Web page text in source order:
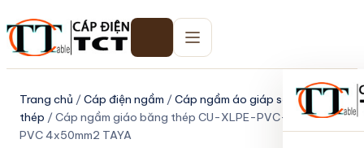
Trang chủ /Cáp điện ngầm /Cáp ngầm áo giáp sợi
thép / Cáp ngầm giáo băng thép CU-XLPE-PVC-DSTA-
PVC 4x50mm2 TAYA